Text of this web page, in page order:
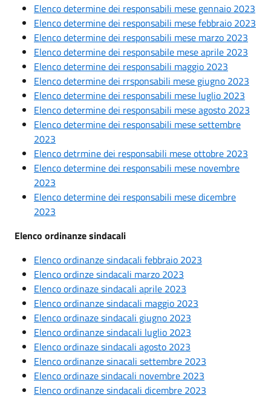
Elenco determine dei responsabili mese gennaio 2023
Elenco determine dei responsabili mese febbraio 2023
Elenco determine dei responsabili mese marzo 2023
Elenco determine dei responsabile mese aprile 2023
Elenco determine dei responsabili maggio 2023
Elenco determine dei rrsponsabili mese giugno 2023
Elenco determine dei responsabili mese luglio 2023
Elenco determine dei responsabili mese agosto 2023
Elenco determine dei responsabili mese settembre
2023
Elenco detrmine dei responsabili mese ottobre 2023
Elenco determine dei responsabili mese novembre
2023
Elenco determine dei responsabili mese dicembre
2023
Elenco ordinanze sindacali
Elenco ordinanze sindacali febbraio 2023
Elenco ordinze sindacali marzo 2023
Elenco ordinaze sindacali aprile 2023
Elenco ordinanze sindacali maggio 2023
Elenco ordinaze sindacali giugno 2023
Elenco ordinanze sindacali luglio 2023
Elenco ordinaze sindacali agosto 2023
Elenco ordinanze sinacali settembre 2023
Elenco ordinaze sindacali novembre 2023
Elenco ordinanze sindacali dicembre 2023